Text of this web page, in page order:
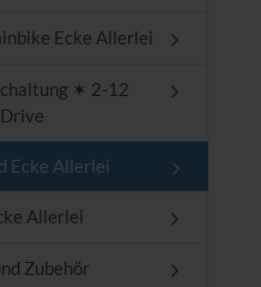
Ecke Allerlei
✶ 2-12
Ecke Allerlei
Allerlei
Zubehör